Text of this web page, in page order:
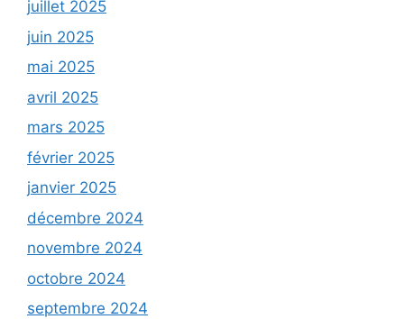
juillet 2025
juin 2025
mai 2025
avril 2025
mars 2025
février 2025
janvier 2025
décembre 2024
novembre 2024
octobre 2024
septembre 2024